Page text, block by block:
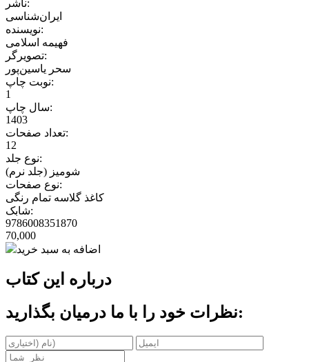
ناشر:
ایران‌شناسی
نویسنده:
فهیمه اسلامی
تصویرگر:
سحر یاسین‌پور
نوبت چاپ:
1
سال چاپ:
1403
تعداد صفحات:
12
نوع جلد:
شومیز (جلد نرم)
نوع صفحات:
کاغذ گلاسه تمام رنگی
شابک:
9786008351870
70,000
اضافه به سبد خرید
درباره این کتاب
نظرات خود را با ما درمیان بگذارید: